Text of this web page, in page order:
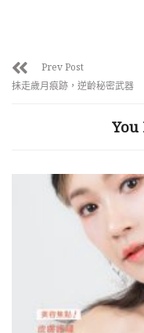
Prev Post
抺走歲月痕跡，逆齡秘密武器
You